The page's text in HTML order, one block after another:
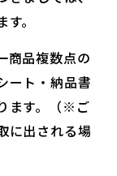
。
商品複数点の
ート・納品書
ます。（※ご
に出される場